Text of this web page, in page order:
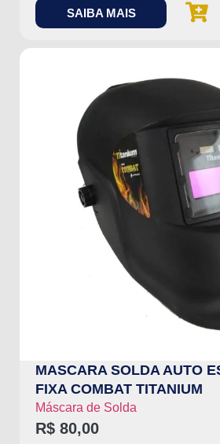
SAIBA MAIS
MASCARA SOLDA AUTO
FIXA COMBAT TITANIUM
Máscara de Solda
R$ 80,00